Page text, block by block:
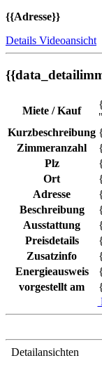
{{Adresse}}
Details Videoansicht
Miete / Kauf
Kurzbeschreibung
Zimmeranzahl
Plz
Ort
Adresse
Beschreibung
Ausstattung
Preisdetails
Zusatzinfo
Energieausweis
vorgestellt am
Detailansichten